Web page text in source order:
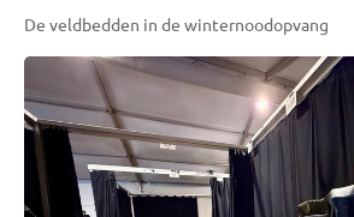
De veldbedden in de winternoodopvang